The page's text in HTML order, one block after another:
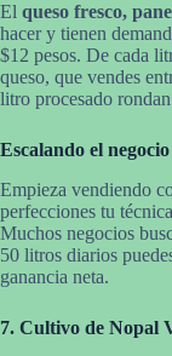
El queso fresco,
hacer y tienen
$12 pesos. De cada
queso, que vendes
litro procesado
Escalando el negocio
Empieza vendiendo
perfecciones tu
Muchos negocios
50 litros diarios
ganancia neta.
7. Cultivo de Nopal